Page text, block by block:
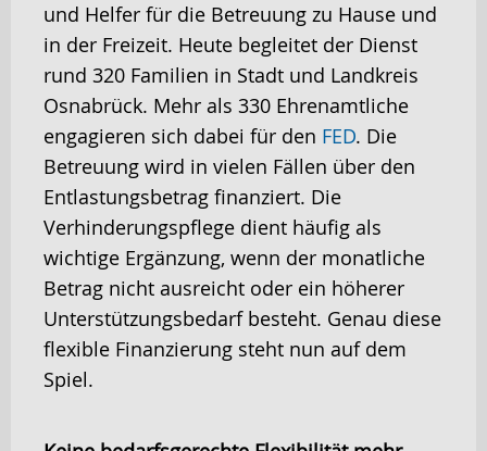
und Helfer für die Betreuung zu Hause und
in der Freizeit. Heute begleitet der Dienst
rund 320 Familien in Stadt und Landkreis
Osnabrück. Mehr als 330 Ehrenamtliche
engagieren sich dabei für den FED. Die
Betreuung wird in vielen Fällen über den
Entlastungsbetrag finanziert. Die
Verhinderungspflege dient häufig als
wichtige Ergänzung, wenn der monatliche
Betrag nicht ausreicht oder ein höherer
Unterstützungsbedarf besteht. Genau diese
flexible Finanzierung steht nun auf dem
Spiel.